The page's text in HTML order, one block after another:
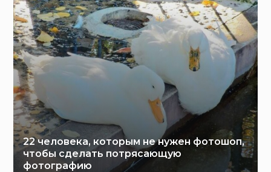
22 человека, которым не нужен фотошоп,
чтобы сделать потрясающую
фотографию